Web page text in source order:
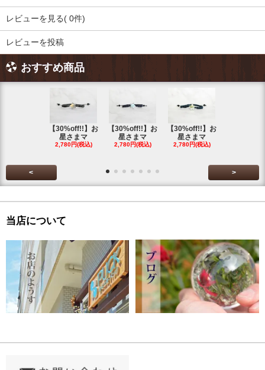
レビューを見る( 0件)
レビューを投稿
おすすめ商品
【30%off!!】お
星さまマ
2,780円(税込)
【30%off!!】お
星さまマ
2,780円(税込)
【30%off!!】お
星さまマ
2,780円(税込)
< >
当店について